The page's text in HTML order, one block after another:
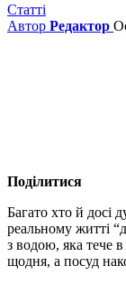
Статті
Автор Редактор
Поділитися
Багато хто й досі
реальному житті
з водою, яка тече
щодня, а посуд